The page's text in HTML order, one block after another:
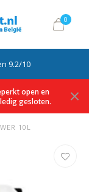
0
9.2/10
open en
gesloten.
10L